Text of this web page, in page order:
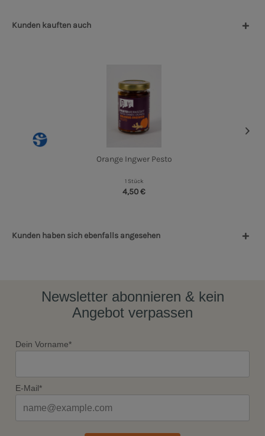
Kunden kauften auch
Orange Ingwer Pesto
1 Stück
4,50 €
Kunden haben sich ebenfalls angesehen
Newsletter abonnieren & kein
Angebot verpassen
Dein Vorname*
E-Mail*